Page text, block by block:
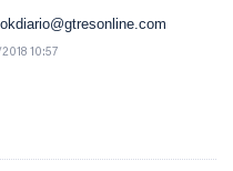
10:57